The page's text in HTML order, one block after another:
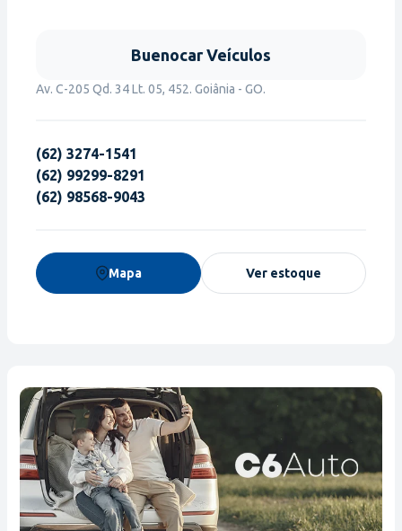
Buenocar Veículos
Av. C-205 Qd. 34 Lt. 05, 452. Goiânia - GO.
(62) 3274-1541
(62) 99299-8291
(62) 98568-9043
Mapa Ver estoque